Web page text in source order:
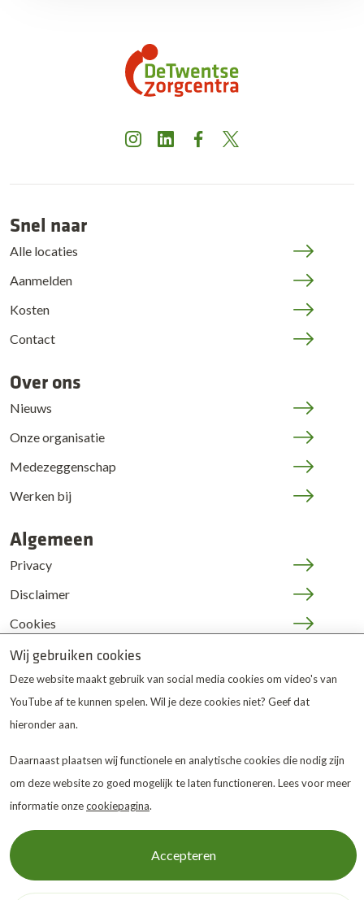
InstagramLinkedInFacebook
X
Snel naar
Alle locaties
Aanmelden
Kosten
Contact
Over ons
Nieuws
Onze organisatie
Medezeggenschap
Werken bij
Algemeen
Privacy
Disclaimer
Cookies
JOP | medewerkers
De Twentse Zorgcentrais
gewaardeerd op ZorgkaartNederland.
waarderingenofplaats een waardering
Wij gebruiken cookies
Deze website maakt gebruik van social media cookies om video's van
YouTube af te kunnen spelen. Wil je deze cookies niet? Geef dat
hieronder aan.
Daarnaast plaatsen wij functionele en analytische cookies die nodig zijn
om deze website zo goed mogelijk te laten functioneren. Lees voor meer
informatie onzecookiepagina.
Accepteren